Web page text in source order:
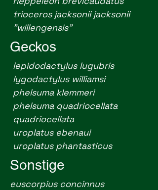
trioceros jacksonii jacksonii
"willengensis"
Geckos
lepidodactylus lugubris
lygodactylus williamsi
phelsuma klemmeri
phelsuma quadriocellata
quadriocellata
uroplatus ebenaui
uroplatus phantasticus
Sonstige
euscorpius concinnus